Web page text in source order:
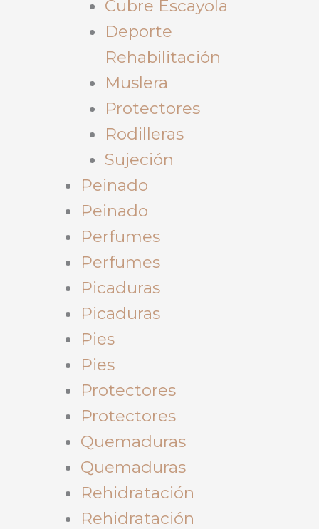
Cubre Escayola
Deporte
Rehabilitación
Muslera
Protectores
Rodilleras
Sujeción
Peinado
Peinado
Perfumes
Perfumes
Picaduras
Picaduras
Pies
Pies
Protectores
Protectores
Quemaduras
Quemaduras
Rehidratación
Rehidratación